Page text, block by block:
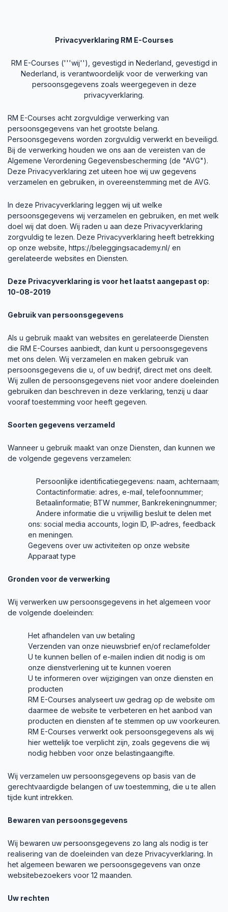
Privacyverklaring RM E-Courses
RM E-Courses ('''wij''), gevestigd in Nederland, gevestigd in
Nederland, is verantwoordelijk voor de verwerking van
persoonsgegevens zoals weergegeven in deze
privacyverklaring.
RM E-Courses acht zorgvuldige verwerking van
persoonsgegevens van het grootste belang.
Persoonsgegevens worden zorgvuldig verwerkt en beveiligd.
Bij de verwerking houden we ons aan de vereisten van de
Algemene Verordening Gegevensbescherming (de "AVG").
Deze Privacyverklaring zet uiteen hoe wij uw gegevens
verzamelen en gebruiken, in overeenstemming met de AVG.
In deze Privacyverklaring leggen wij uit welke
persoonsgegevens wij verzamelen en gebruiken, en met welk
doel wij dat doen. Wij raden u aan deze Privacyverklaring
zorgvuldig te lezen. Deze Privacyverklaring heeft betrekking
op onze website, https://beleggingsacademy.nl/ en
gerelateerde websites en Diensten.
Deze Privacyverklaring is voor het laatst aangepast op:
10-08-2019
Gebruik van persoonsgegevens
Als u gebruik maakt van websites en gerelateerde Diensten
die RM E-Courses aanbiedt, dan kunt u persoonsgegevens
met ons delen. Wij verzamelen en maken gebruik van
persoonsgegevens die u, of uw bedrijf, direct met ons deelt.
Wij zullen de persoonsgegevens niet voor andere doeleinden
gebruiken dan beschreven in deze verklaring, tenzij u daar
vooraf toestemming voor heeft gegeven.
Soorten gegevens verzameld
Wanneer u gebruik maakt van onze Diensten, dan kunnen we
de volgende gegevens verzamelen:
Persoonlijke identificatiegegevens: naam, achternaam;
Contactinformatie: adres, e-mail, telefoonnummer;
Betaalinformatie; BTW nummer, Bankrekeningnummer;
Andere informatie die u vrijwillig besluit te delen met
ons: social media accounts, login ID, IP-adres, feedback
en meningen.
Gegevens over uw activiteiten op onze website
Apparaat type
Gronden voor de verwerking
Wij verwerken uw persoonsgegevens in het algemeen voor
de volgende doeleinden:
Het afhandelen van uw betaling
Verzenden van onze nieuwsbrief en/of reclamefolder
U te kunnen bellen of e-mailen indien dit nodig is om
onze dienstverlening uit te kunnen voeren
U te informeren over wijzigingen van onze diensten en
producten
RM E-Courses analyseert uw gedrag op de website om
daarmee de website te verbeteren en het aanbod van
producten en diensten af te stemmen op uw voorkeuren.
RM E-Courses verwerkt ook persoonsgegevens als wij
hier wettelijk toe verplicht zijn, zoals gegevens die wij
nodig hebben voor onze belastingaangifte.
Wij verzamelen uw persoonsgegevens op basis van de
gerechtvaardigde belangen of uw toestemming, die u te allen
tijde kunt intrekken.
Bewaren van persoonsgegevens
Wij bewaren uw persoonsgegevens zo lang als nodig is ter
realisering van de doeleinden van deze Privacyverklaring. In
het algemeen bewaren we persoonsgegevens van onze
websitebezoekers voor 12 maanden.
Uw rechten